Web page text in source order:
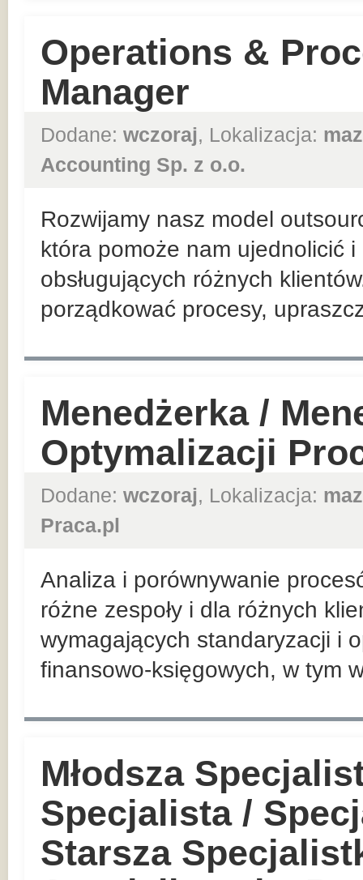
Operations &
Manager
Dodane: wczoraj, Lokalizacja:
Accounting Sp. z o.o.
Rozwijamy nasz model
która pomoże nam ujednolicić
obsługujących różnych
porządkować procesy,
Menedżerka /
Optymalizacji
Dodane: wczoraj, Lokalizacja:
Praca.pl
Analiza i porównywanie
różne zespoły i dla różnych
wymagających standaryzacji i
finansowo-księgowych, w tym
Młodsza
Specjalista /
Starsza